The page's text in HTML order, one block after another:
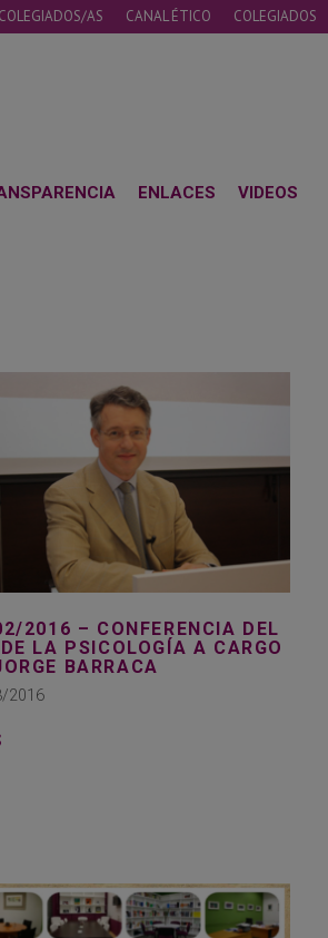
AS CANAL ÉTICO COLEGIADOS
ENLACES VIDEOS
2016 – CONFERENCIA DEL
LA PSICOLOGÍA A CARGO
BARRACA
2016